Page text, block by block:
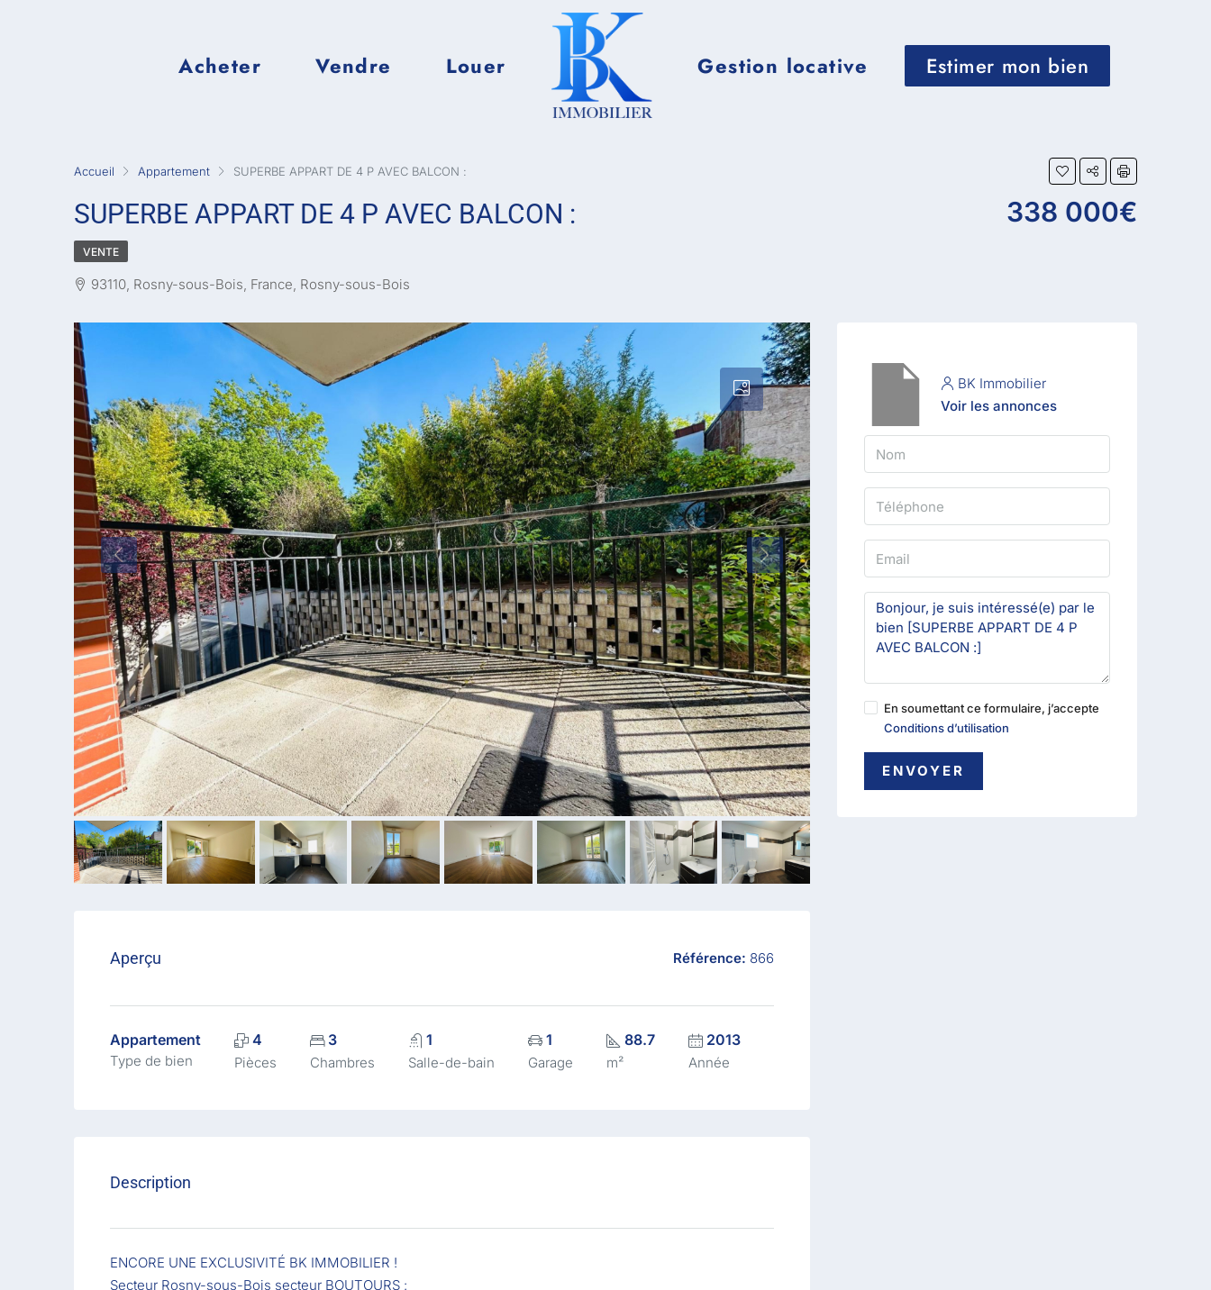
Acheter Vendre Louer Gestion locative Estimer mon bien
Accueil Appartement SUPERBE APPART DE 4 P AVEC BALCON :
SUPERBE APPART DE 4 P AVEC BALCON : 338 000€
VENTE
93110, Rosny-sous-Bois, France, Rosny-sous-Bois
Aperçu Référence: 866
Appartement
Type de bien
4
Pièces
3
Chambres
1
Salle-de-bain
1
Garage
88.7
m²
2013
Année
Description
ENCORE UNE EXCLUSIVITÉ BK IMMOBILIER !
Secteur Rosny-sous-Bois secteur BOUTOURS :
BK Immobilier
Voir les annonces
En soumettant ce formulaire, j’accepte
Conditions d’utilisation
ENVOYER